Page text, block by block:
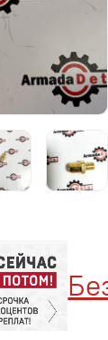
Без